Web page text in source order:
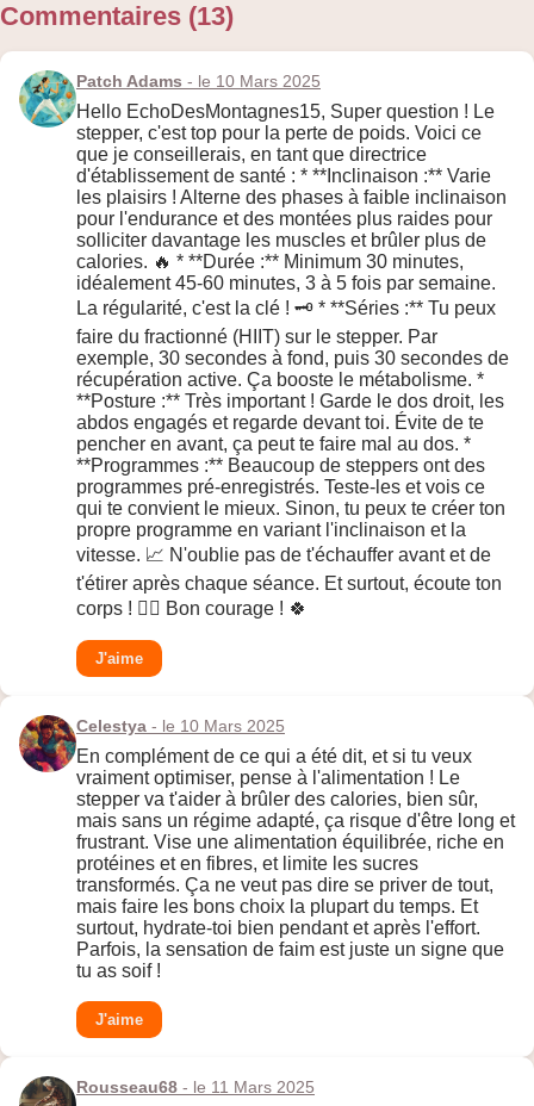
Commentaires (13)
Patch Adams - le 10 Mars 2025
Hello EchoDesMontagnes15, Super question ! Le
stepper, c'est top pour la perte de poids. Voici ce
que je conseillerais, en tant que directrice
d'établissement de santé : * **Inclinaison :** Varie
les plaisirs ! Alterne des phases à faible inclinaison
pour l'endurance et des montées plus raides pour
solliciter davantage les muscles et brûler plus de
calories. 🔥 * **Durée :** Minimum 30 minutes,
idéalement 45-60 minutes, 3 à 5 fois par semaine.
La régularité, c'est la clé ! 🗝️ * **Séries :** Tu peux
faire du fractionné (HIIT) sur le stepper. Par
exemple, 30 secondes à fond, puis 30 secondes de
récupération active. Ça booste le métabolisme. *
**Posture :** Très important ! Garde le dos droit, les
abdos engagés et regarde devant toi. Évite de te
pencher en avant, ça peut te faire mal au dos. *
**Programmes :** Beaucoup de steppers ont des
programmes pré-enregistrés. Teste-les et vois ce
qui te convient le mieux. Sinon, tu peux te créer ton
propre programme en variant l'inclinaison et la
vitesse. 📈 N'oublie pas de t'échauffer avant et de
t'étirer après chaque séance. Et surtout, écoute ton
corps ! 🧘‍♀️ Bon courage ! 🍀
J'aime
Celestya - le 10 Mars 2025
En complément de ce qui a été dit, et si tu veux
vraiment optimiser, pense à l'alimentation ! Le
stepper va t'aider à brûler des calories, bien sûr,
mais sans un régime adapté, ça risque d'être long et
frustrant. Vise une alimentation équilibrée, riche en
protéines et en fibres, et limite les sucres
transformés. Ça ne veut pas dire se priver de tout,
mais faire les bons choix la plupart du temps. Et
surtout, hydrate-toi bien pendant et après l'effort.
Parfois, la sensation de faim est juste un signe que
tu as soif !
J'aime
Rousseau68 - le 11 Mars 2025